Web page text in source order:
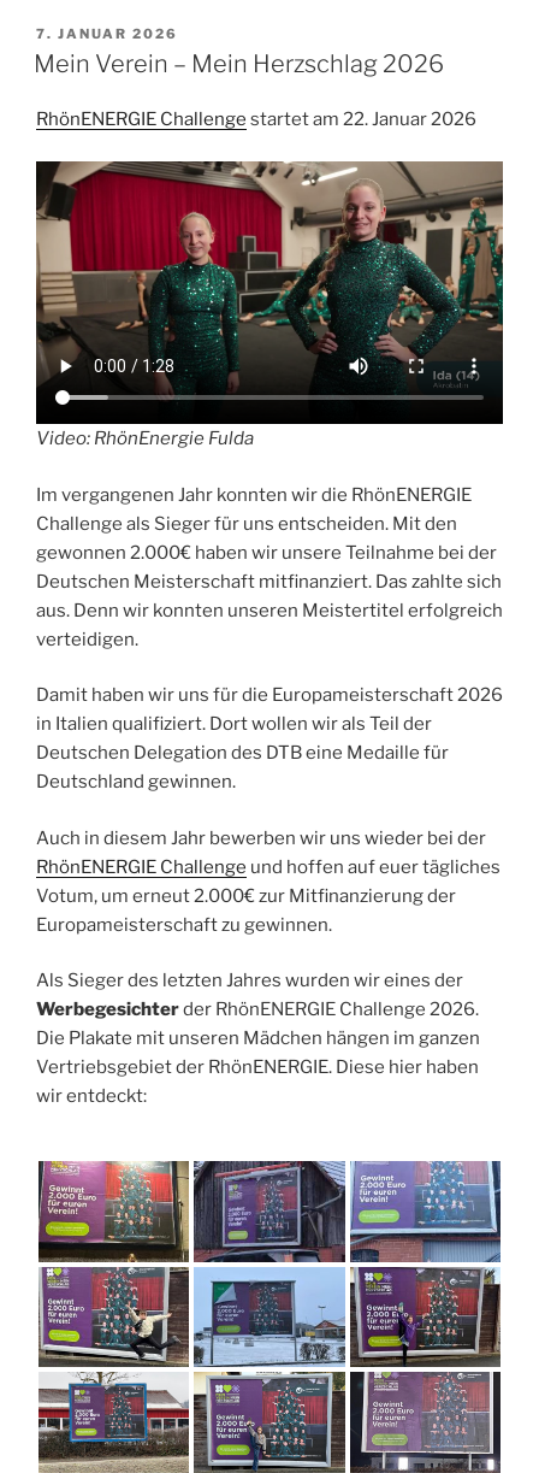
VERÖFFENTLICHT
AM
7. JANUAR 2026
Mein Verein – Mein Herzschlag 2026
RhönENERGIE Challenge startet am 22. Januar 2026
Video: RhönEnergie Fulda
Im vergangenen Jahr konnten wir die RhönENERGIE
Challenge als Sieger für uns entscheiden. Mit den
gewonnen 2.000€ haben wir unsere Teilnahme bei der
Deutschen Meisterschaft mitfinanziert. Das zahlte sich
aus. Denn wir konnten unseren Meistertitel erfolgreich
verteidigen.
Damit haben wir uns für die Europameisterschaft 2026
in Italien qualifiziert. Dort wollen wir als Teil der
Deutschen Delegation des DTB eine Medaille für
Deutschland gewinnen.
Auch in diesem Jahr bewerben wir uns wieder bei der
RhönENERGIE Challenge und hoffen auf euer tägliches
Votum, um erneut 2.000€ zur Mitfinanzierung der
Europameisterschaft zu gewinnen.
Als Sieger des letzten Jahres wurden wir eines der
Werbegesichterder RhönENERGIE Challenge 2026.
Die Plakate mit unseren Mädchen hängen im ganzen
Vertriebsgebiet der RhönENERGIE. Diese hier haben
wir entdeckt: